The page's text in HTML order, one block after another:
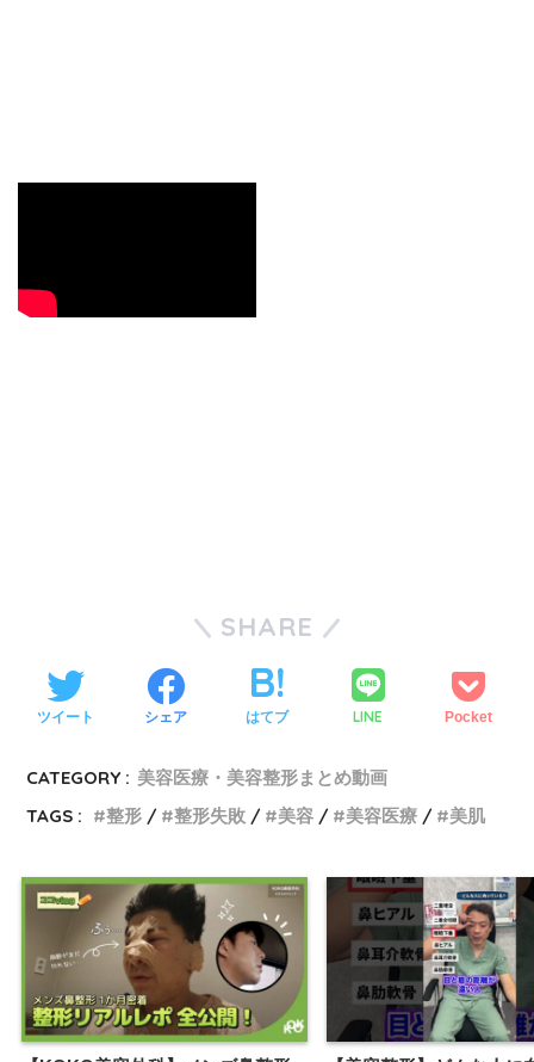
SHARE
ツイート シェア はてブ LINE Pocket
CATEGORY : 美容医療・美容整形まとめ動画
TAGS :
整形 整形失敗 美容 美容医療 美肌